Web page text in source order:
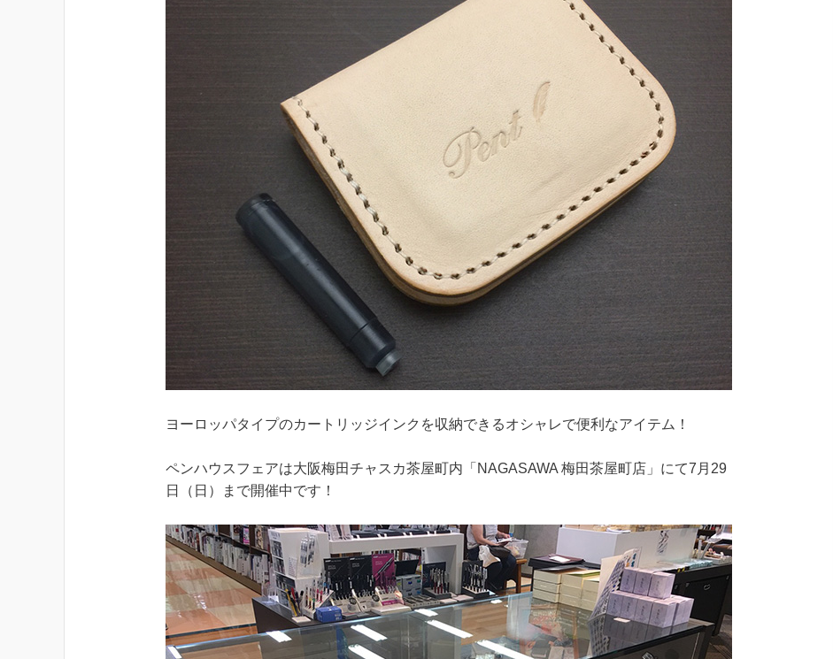
ヨーロッパタイプのカートリッジインクを収納できるオシャレで便利なアイテム！
ペンハウスフェアは大阪梅田チャスカ茶屋町内「NAGASAWA 梅田茶屋町店」にて7月29
日（日）まで開催中です！